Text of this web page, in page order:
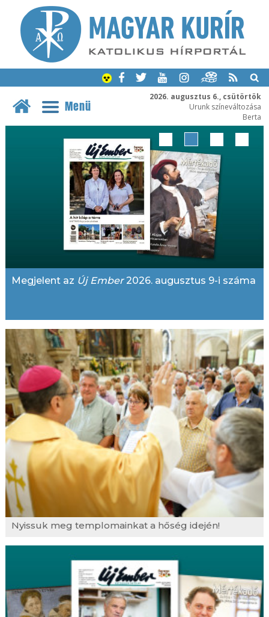
2026. augusztus 6., csütörtök
Urunk színeváltozása
Berta
Menü
Megjelent az Új Ember2026. augusztus 9-i száma
Nyissuk meg templomainkat a hőség idején!